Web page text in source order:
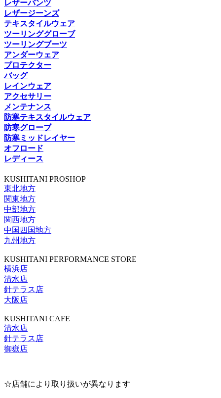
レザーパンツ
レザージーンズ
テキスタイルウェア
ツーリンググローブ
ツーリングブーツ
アンダーウェア
プロテクター
バッグ
レインウェア
アクセサリー
メンテナンス
防寒テキスタイルウェア
防寒グローブ
防寒ミッドレイヤー
オフロード
レディース
KUSHITANI PROSHOP
東北地方
関東地方
中部地方
関西地方
中国四国地方
九州地方
KUSHITANI PERFORMANCE STORE
横浜店
清水店
針テラス店
大阪店
KUSHITANI CAFE
清水店
針テラス店
御嶽店
☆店舗により取り扱いが異なります